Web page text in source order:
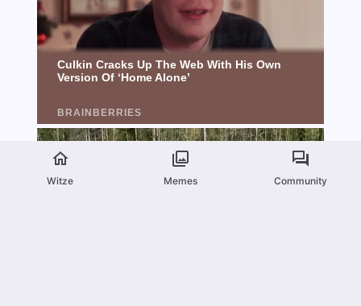
Witze Memes Community